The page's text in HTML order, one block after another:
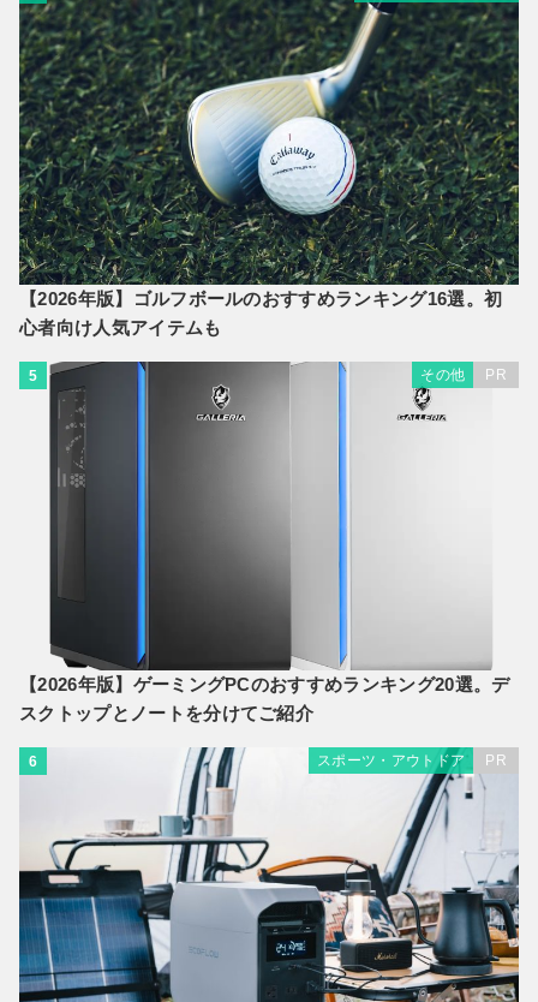
【2026年版】ゴルフボールのおすすめランキング16選。初
心者向け人気アイテムも
5 その他 PR
【2026年版】ゲーミングPCのおすすめランキング20選。デ
スクトップとノートを分けてご紹介
6 スポーツ・アウトドア PR